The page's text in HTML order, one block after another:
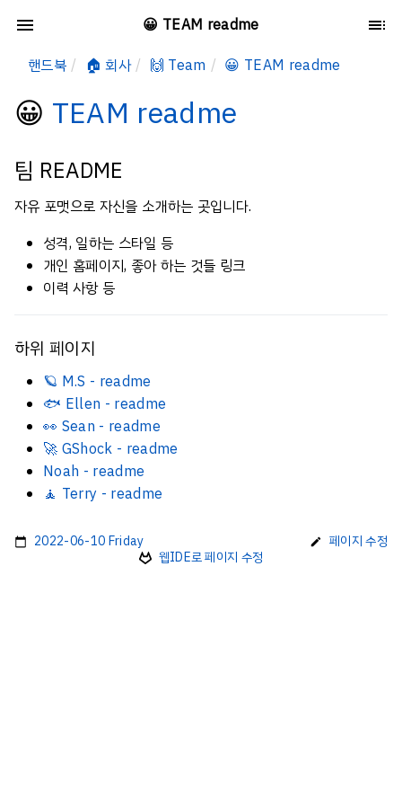
😀 TEAM readme
핸드북
🏠 회사 🙌 Team 😀 TEAM readme
😀 TEAM readme
팀 README
자유 포맷으로 자신을 소개하는 곳입니다.
성격, 일하는 스타일 등
개인 홈페이지, 좋아 하는 것들 링크
이력 사항 등
하위 페이지
🪐 M.S - readme
🐟 Ellen - readme
👀 Sean - readme
🚀 GShock - readme
Noah - readme
🧘 Terry - readme
2022-06-10 Friday
페이지 수정
웹IDE로 페이지 수정